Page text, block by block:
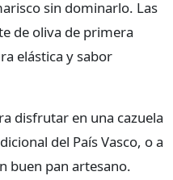
sin dominarlo. Las
de oliva de primera
elástica y sabor
disfrutar en una cazuela
del País Vasco, o a
buen pan artesano.